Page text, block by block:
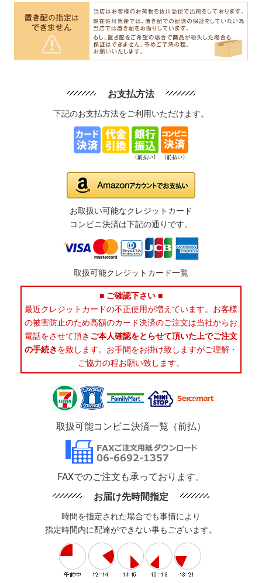
お支払方法
下記のお支払方法をご利用いただけます。
お取扱い可能なクレジットカード
コンビニ決済は下記の通りです。
取扱可能クレジットカード一覧
■ ご確認下さい ■
最近クレジットカードの不正使用が増えています。お客様
の被害防止のため高額のカード決済のご注文は当社からお
電話をさせて頂き ご本人確認をとらせて頂いた上でご注文
の手続きを致します。お手間をお掛け致しますがご理解・
ご協力の程お願い致します。
取扱可能コンビニ決済一覧（前払）
FAXでのご注文も承っております。
お届け先時間指定
時間を指定された場合でも事情により
指定時間内に配達ができない事もございます。